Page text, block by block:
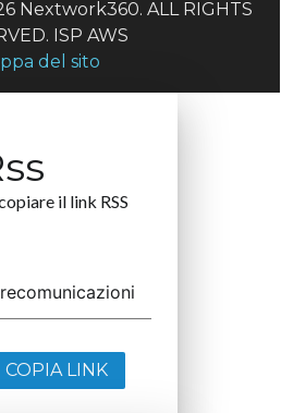
Nextwork360. ALL RIGHTS
ISP AWS
del sito
il link RSS
COPIA LINK